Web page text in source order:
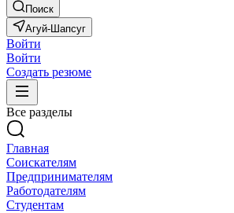
Поиск
Агуй-Шапсуг
Войти
Войти
Создать резюме
Все разделы
Главная
Соискателям
Предпринимателям
Работодателям
Студентам